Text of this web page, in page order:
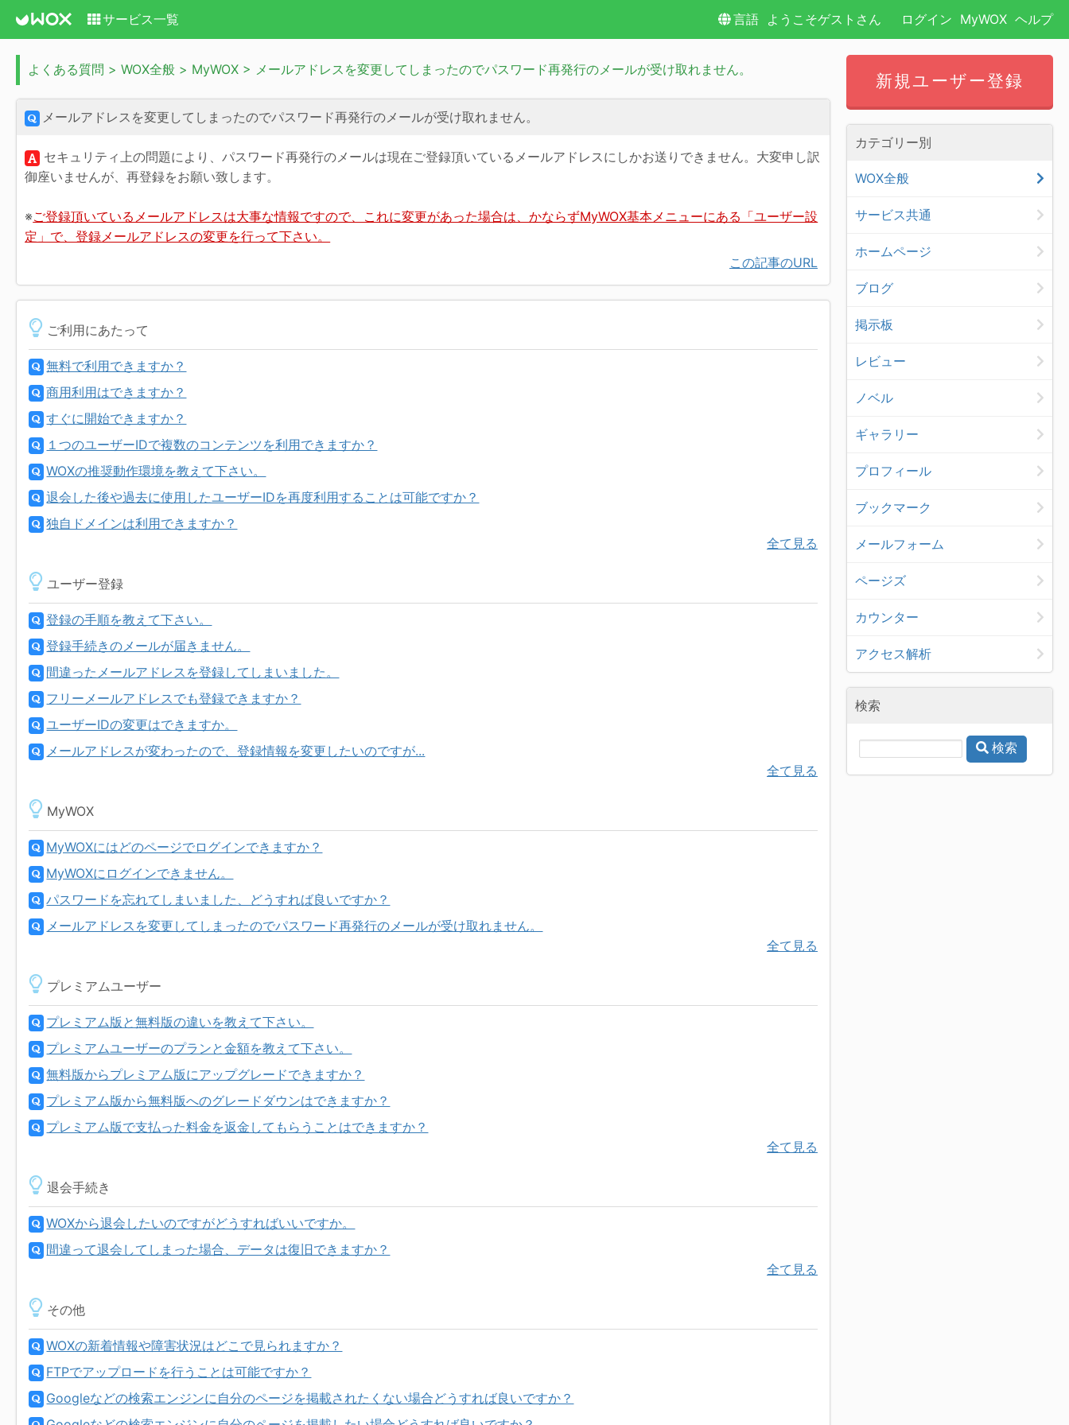
サービス一覧 言語 ようこそゲストさん ログイン MyWOX ヘルプ
よくある質問 > WOX全般 > MyWOX > メールアドレスを変更してしまったのでパスワード再発行のメールが受け取れません。
メールアドレスを変更してしまったのでパスワード再発行のメールが受け取れません。
セキュリティ上の問題により、パスワード再発行のメールは現在ご登録頂いているメールアドレスにしかお送りできません。大変申し訳
御座いませんが、再登録をお願い致します。
※ご登録頂いているメールアドレスは大事な情報ですので、これに変更があった場合は、かならずMyWOX基本メニューにある「ユーザー設
定」で、登録メールアドレスの変更を行って下さい。
この記事のURL
ご利用にあたって
無料で利用できますか？
商用利用はできますか？
すぐに開始できますか？
１つのユーザーIDで複数のコンテンツを利用できますか？
WOXの推奨動作環境を教えて下さい。
退会した後や過去に使用したユーザーIDを再度利用することは可能ですか？
独自ドメインは利用できますか？
全て見る
ユーザー登録
登録の手順を教えて下さい。
登録手続きのメールが届きません。
間違ったメールアドレスを登録してしまいました。
フリーメールアドレスでも登録できますか？
ユーザーIDの変更はできますか。
メールアドレスが変わったので、登録情報を変更したいのですが...
全て見る
MyWOX
MyWOXにはどのページでログインできますか？
MyWOXにログインできません。
パスワードを忘れてしまいました、どうすれば良いですか？
メールアドレスを変更してしまったのでパスワード再発行のメールが受け取れません。
全て見る
プレミアムユーザー
プレミアム版と無料版の違いを教えて下さい。
プレミアムユーザーのプランと金額を教えて下さい。
無料版からプレミアム版にアップグレードできますか？
プレミアム版から無料版へのグレードダウンはできますか？
プレミアム版で支払った料金を返金してもらうことはできますか？
全て見る
退会手続き
WOXから退会したいのですがどうすればいいですか。
間違って退会してしまった場合、データは復旧できますか？
全て見る
その他
WOXの新着情報や障害状況はどこで見られますか？
FTPでアップロードを行うことは可能ですか？
Googleなどの検索エンジンに自分のページを掲載されたくない場合どうすれば良いですか？
新規ユーザー登録
カテゴリー別
WOX全般
サービス共通
ホームページ
ブログ
掲示板
レビュー
ノベル
ギャラリー
プロフィール
ブックマーク
メールフォーム
ページズ
カウンター
アクセス解析
検索
検索